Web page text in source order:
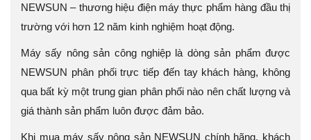
NEWSUN – thương hiệu điện máy thực phẩm hàng đầu thị
trường với hơn 12 năm kinh nghiệm hoạt động.
Máy sấy nông sản công nghiệp là dòng sản phẩm được
NEWSUN phân phối trực tiếp đến tay khách hàng, không
qua bất kỳ một trung gian phân phối nào nên chất lượng và
giá thành sản phẩm luôn được đảm bảo.
Khi mua máy sấy nông sản NEWSUN chính hãng, khách